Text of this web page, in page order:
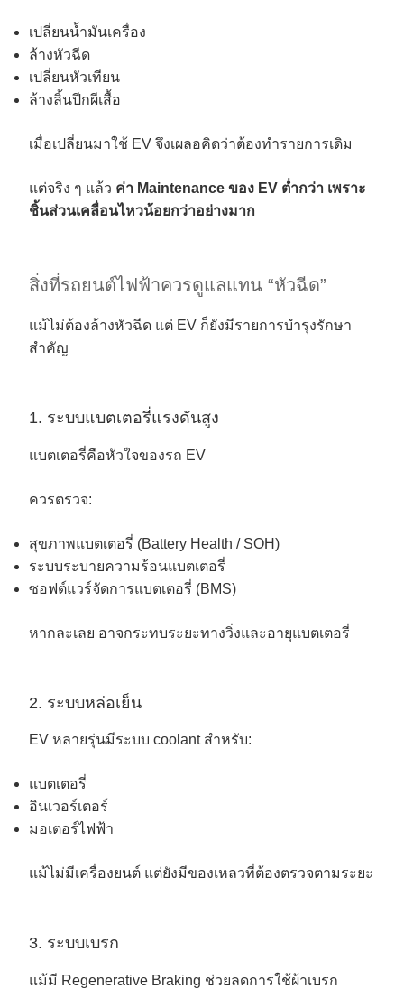
เปลี่ยนน้ำมันเครื่อง
ล้างหัวฉีด
เปลี่ยนหัวเทียน
ล้างลิ้นปีกผีเสื้อ
เมื่อเปลี่ยนมาใช้ EV จึงเผลอคิดว่าต้องทำรายการเดิม
แต่จริง ๆ แล้ว ค่า Maintenance ของ EV ต่ำกว่า เพราะ
ชิ้นส่วนเคลื่อนไหวน้อยกว่าอย่างมาก
สิ่งที่รถยนต์ไฟฟ้าควรดูแลแทน “หัวฉีด”
แม้ไม่ต้องล้างหัวฉีด แต่ EV ก็ยังมีรายการบำรุงรักษา
สำคัญ
1. ระบบแบตเตอรี่แรงดันสูง
แบตเตอรี่คือหัวใจของรถ EV
ควรตรวจ:
สุขภาพแบตเตอรี่ (Battery Health / SOH)
ระบบระบายความร้อนแบตเตอรี่
ซอฟต์แวร์จัดการแบตเตอรี่ (BMS)
หากละเลย อาจกระทบระยะทางวิ่งและอายุแบตเตอรี่
2. ระบบหล่อเย็น
EV หลายรุ่นมีระบบ coolant สำหรับ:
แบตเตอรี่
อินเวอร์เตอร์
มอเตอร์ไฟฟ้า
แม้ไม่มีเครื่องยนต์ แต่ยังมีของเหลวที่ต้องตรวจตามระยะ
3. ระบบเบรก
แม้มี Regenerative Braking ช่วยลดการใช้ผ้าเบรก